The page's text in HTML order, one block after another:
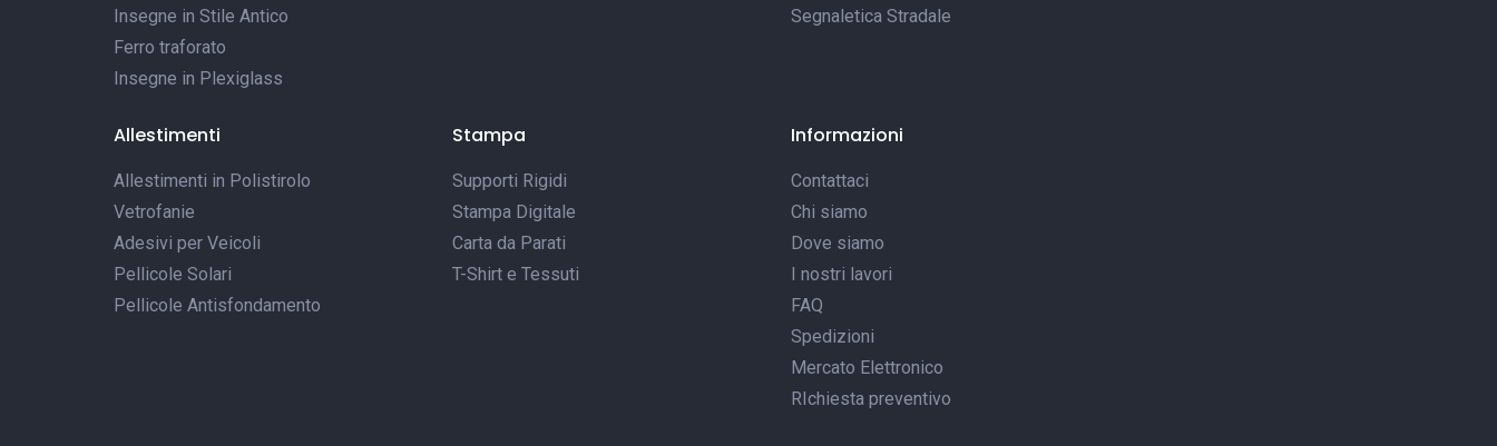
Insegne in Stile Antico
Ferro traforato
Insegne in Plexiglass
Segnaletica Stradale
Allestimenti
Allestimenti in Polistirolo
Vetrofanie
Adesivi per Veicoli
Pellicole Solari
Pellicole Antisfondamento
Stampa
Supporti Rigidi
Stampa Digitale
Carta da Parati
T-Shirt e Tessuti
Informazioni
Contattaci
Chi siamo
Dove siamo
I nostri lavori
FAQ
Spedizioni
Mercato Elettronico
RIchiesta preventivo